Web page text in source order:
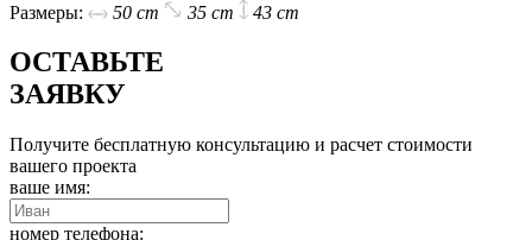
Размеры:
50 cm 35 cm 43 cm
ОСТАВЬТЕ
ЗАЯВКУ
Получите бесплатную консультацию и расчет стоимости
вашего проекта
ваше имя:
номер телефона: